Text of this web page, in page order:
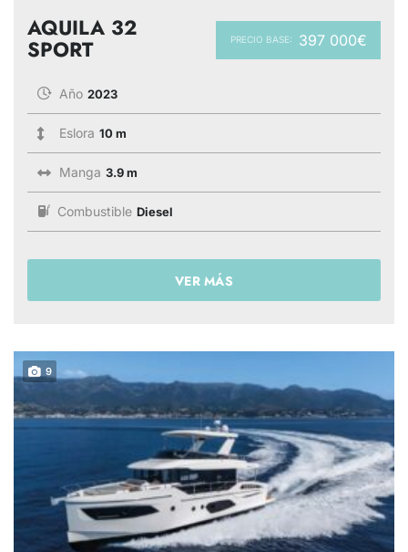
PRECIO BASE: 397 000€
AQUILA 32
SPORT
Año 2023
Eslora 10 m
Manga 3.9 m
Combustible Diesel
VER MÁS
9